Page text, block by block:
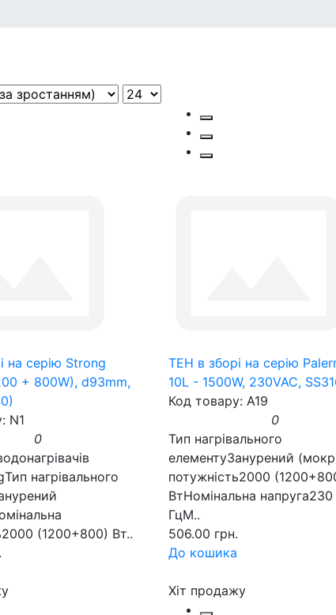
на серію Strong
+ 800W), d93mm,
N1
0
нагрівального
(1200+800) Вт..
ТЕН в зборі на серію
10L - 1500W, 230VAC,
Код товару: A19
0
Тип нагрівального
елементуЗанурений
потужність2000
ВтНомінальна
ГцМ..
506.00 грн.
До кошика
Хіт продажу